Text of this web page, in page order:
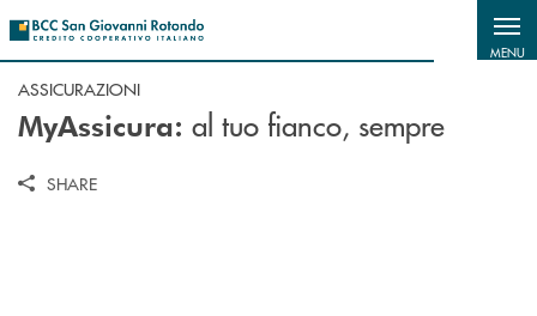
MENU
ASSICURAZIONI
MyAssicura: al tuo fianco, sempre
SHARE